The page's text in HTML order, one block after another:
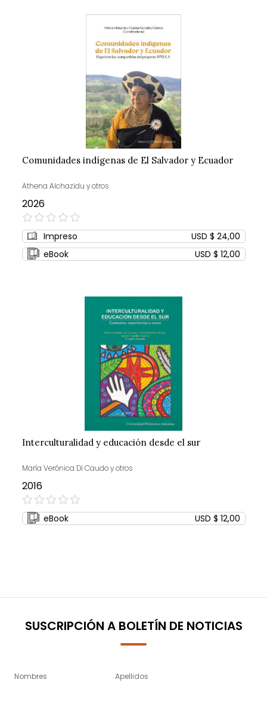
Comunidades indígenas de El Salvador y Ecuador
Athena Alchazidu y otros
2026
0%
Impreso
USD $ 24,00
eBook
USD $ 12,00
Interculturalidad y educación desde el sur
María Verónica Di Caudo y otros
2016
0%
eBook USD $ 12,00
SUSCRIPCIÓN A BOLETÍN DE NOTICIAS
Nombres Apellidos